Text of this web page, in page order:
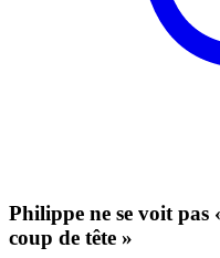
Philippe ne se voit
coup de tête »